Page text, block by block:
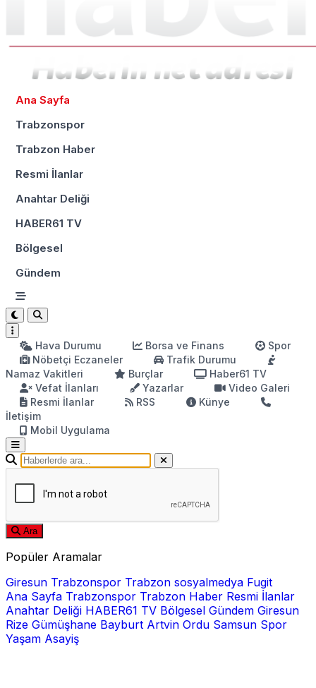
Ana Sayfa
Trabzonspor
Trabzon Haber
Resmi İlanlar
Anahtar Deliği
HABER61 TV
Bölgesel
Gündem
Hava Durumu Borsa ve Finans
Spor
Nöbetçi Eczaneler
Trafik Durumu
Namaz Vakitleri
Burçlar
Haber61 TV
Vefat İlanları
Yazarlar
Video Galeri
Resmi İlanlar
RSS
Künye
İletişim
Mobil Uygulama
Ara
Popüler Aramalar
Giresun Trabzonspor Trabzon sosyalmedya Fugit
Ana Sayfa Trabzonspor Trabzon Haber Resmi İlanlar
Anahtar Deliği HABER61 TV Bölgesel Gündem Giresun
Rize Gümüşhane Bayburt Artvin Ordu Samsun Spor
Yaşam Asayiş